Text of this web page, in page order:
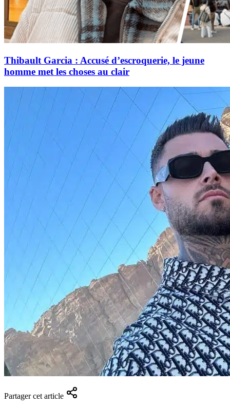
Thibault Garcia : Accusé d’escroquerie, le jeune
homme met les choses au clair
Partager cet article